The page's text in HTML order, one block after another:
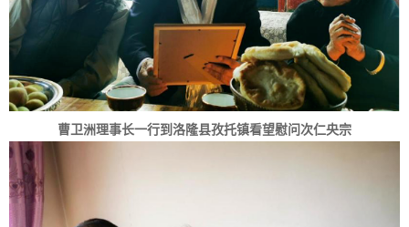
曹卫洲理事长一行到洛隆县孜托镇看望慰问次仁央宗